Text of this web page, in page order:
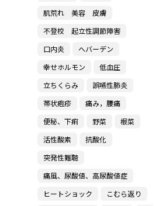
肌荒れ 美容 皮膚
不登校 起立性調節障害
口内炎
へバーデン
幸せホルモン
低血圧
立ちくらみ
誤嚥性肺炎
帯状疱疹
痛み，腰痛
便秘、下痢
野菜
根菜
活性酸素
抗酸化
突発性難聴
痛風、尿酸値、高尿酸値症
ヒートショック
こむら返り